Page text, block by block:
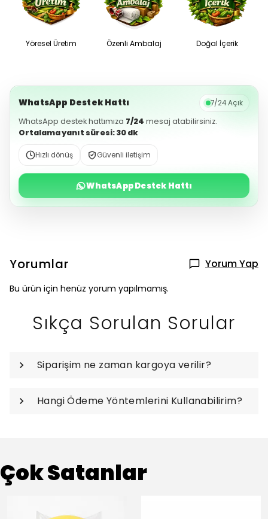
Yöresel Üretim Özenli Ambalaj Doğal İçerik
WhatsApp Destek Hattı 7/24 Açık
WhatsApp destek hattımıza 7/24 mesaj atabilirsiniz.
Ortalama yanıt süresi: 30 dk
Hızlı dönüş Güvenli iletişim
WhatsApp Destek Hattı
Yorumlar Yorum Yap
Bu ürün için henüz yorum yapılmamış.
Sıkça Sorulan Sorular
Siparişim ne zaman kargoya verilir?
Hangi Ödeme Yöntemlerini Kullanabilirim?
Çok Satanlar